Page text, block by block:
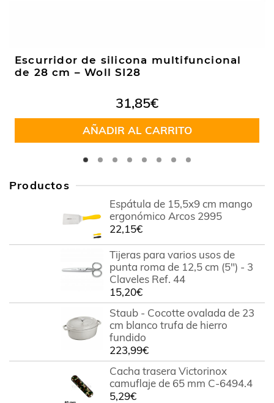
Escurridor de silicona multifuncional
de 28 cm – Woll SI28
31,85€
AÑADIR AL CARRITO
Productos
Espátula de 15,5x9 cm mango
ergonómico Arcos 2995
22,15€
Tijeras para varios usos de
punta roma de 12,5 cm (5") - 3
Claveles Ref. 44
15,20€
Staub - Cocotte ovalada de 23
cm blanco trufa de hierro
fundido
223,99€
Cacha trasera Victorinox
camuflaje de 65 mm C-6494.4
5,29€